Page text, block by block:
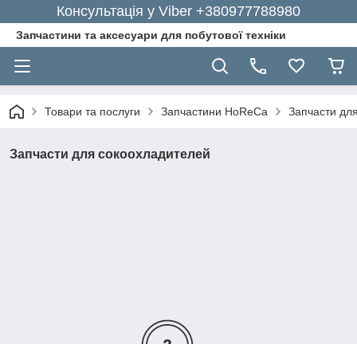
Консультація у Viber +380977788980
Запчастини та аксесуари для побутової техніки
Товари та послуги Запчастини HoReCa Запчасти
Запчасти для сокоохладителей